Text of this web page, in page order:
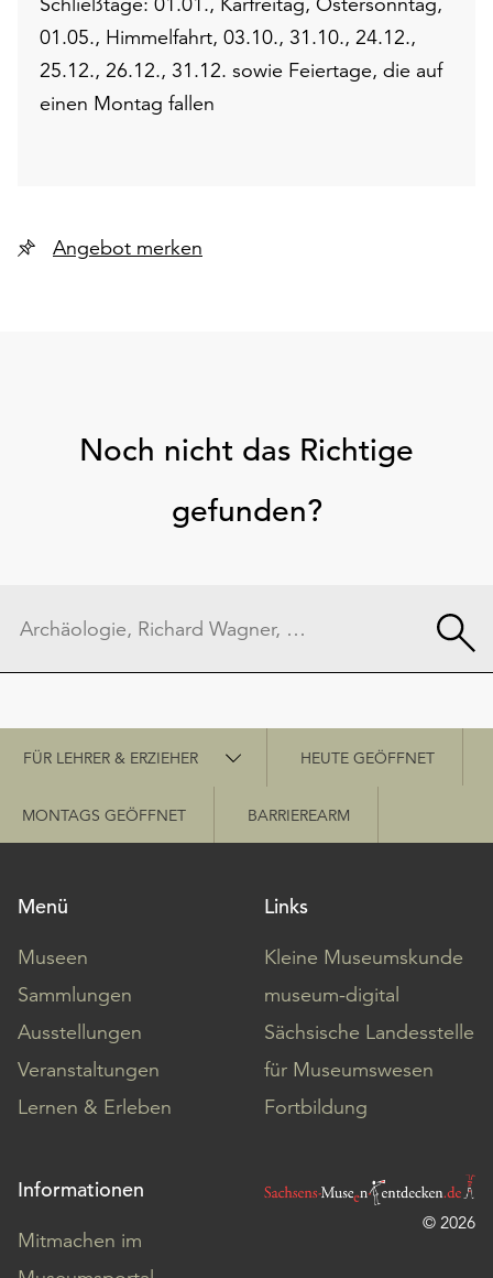
01.05., Himmelfahrt, 03.10., 31.10., 24.12.,
25.12., 26.12., 31.12. sowie Feiertage, die auf
einen Montag fallen
Angebot merken
Noch nicht das Richtige
gefunden?
Schnellzugriff
FÜR LEHRER & ERZIEHER HEUTE GEÖFFNET
MONTAGS GEÖFFNET BARRIEREARM
Menü
Museen
Sammlungen
Ausstellungen
Veranstaltungen
Lernen & Erleben
Links
Kleine Museumskunde
museum-digital
Sächsische Landesstelle
für Museumswesen
Fortbildung
Informationen
Mitmachen im
© 2026